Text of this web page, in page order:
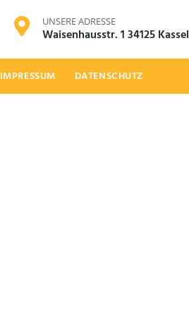
UNSERE ADRESSE
Waisenhausstr. 1 34125 Kassel
IMPRESSUM DATENSCHUTZ